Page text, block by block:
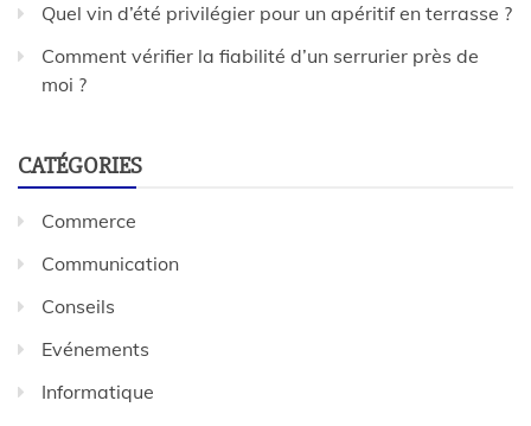
Quel vin d’été privilégier pour un apéritif en terrasse ?
Comment vérifier la fiabilité d’un serrurier près de
moi ?
CATÉGORIES
Commerce
Communication
Conseils
Evénements
Informatique